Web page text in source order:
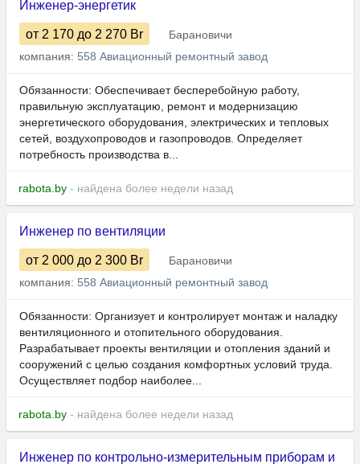
Инженер-энергетик
от 2 170 до 2 270 Br
Барановичи
компания: 558 Авиационный ремонтный завод
Обязанности: Обеспечивает бесперебойную работу,
правильную эксплуатацию, ремонт и модернизацию
энергетического оборудования, электрических и тепловых
сетей, воздухопроводов и газопроводов. Определяет
потребность производства в...
rabota.by - найдена более недели назад
Инженер по вентиляции
от 2 000 до 2 300 Br
Барановичи
компания: 558 Авиационный ремонтный завод
Обязанности: Организует и контролирует монтаж и наладку
вентиляционного и отопительного оборудования.
Разрабатывает проекты вентиляции и отопления зданий и
сооружений с целью создания комфортных условий труда.
Осуществляет подбор наиболее...
rabota.by - найдена более недели назад
Инженер по контрольно-измерительным приборам и